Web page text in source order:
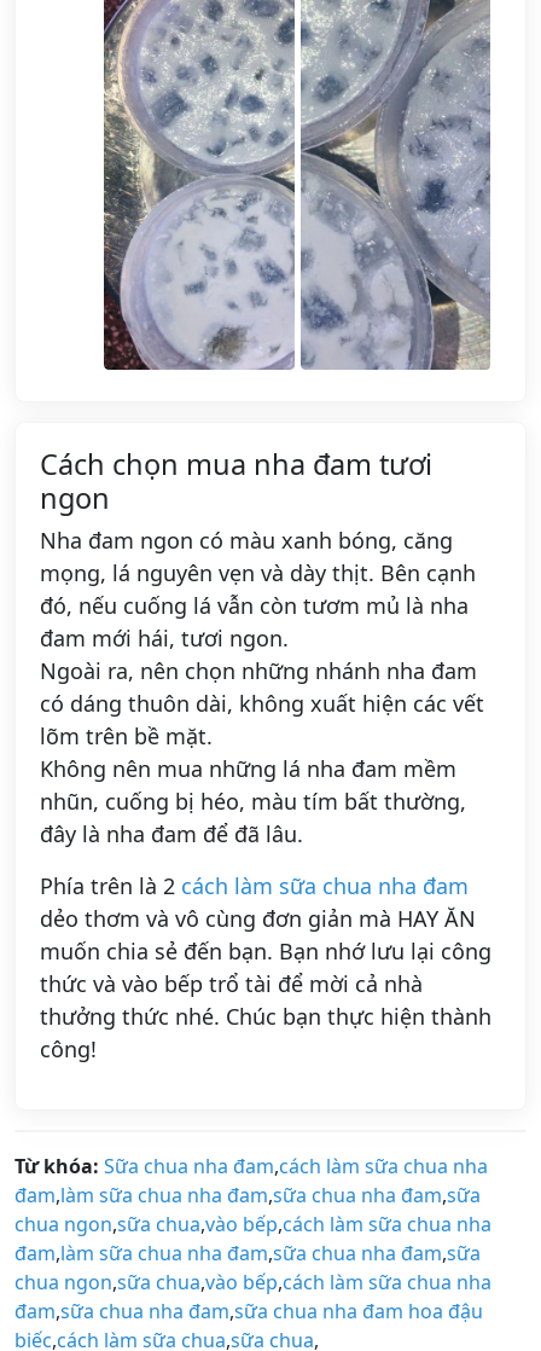
Cách chọn mua nha đam tươi
ngon
Nha đam ngon có màu xanh bóng, căng
mọng, lá nguyên vẹn và dày thịt. Bên cạnh
đó, nếu cuống lá vẫn còn tươm mủ là nha
đam mới hái, tươi ngon.
Ngoài ra, nên chọn những nhánh nha đam
có dáng thuôn dài, không xuất hiện các vết
lõm trên bề mặt.
Không nên mua những lá nha đam mềm
nhũn, cuống bị héo, màu tím bất thường,
đây là nha đam để đã lâu.
Phía trên là 2 cách làm sữa chua nha đam
dẻo thơm và vô cùng đơn giản mà HAY ĂN
muốn chia sẻ đến bạn. Bạn nhớ lưu lại công
thức và vào bếp trổ tài để mời cả nhà
thưởng thức nhé. Chúc bạn thực hiện thành
công!
Từ khóa: Sữa chua nha đam,cách làm sữa chua nha
đam,làm sữa chua nha đam,sữa chua nha đam,sữa
chua ngon,sữa chua,vào bếp,cách làm sữa chua nha
đam,làm sữa chua nha đam,sữa chua nha đam,sữa
chua ngon,sữa chua,vào bếp,cách làm sữa chua nha
đam,sữa chua nha đam,sữa chua nha đam hoa đậu
biếc,cách làm sữa chua,sữa chua,